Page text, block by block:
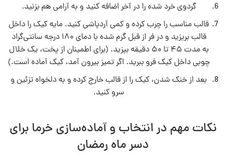
گردوی خرد شده را در آخر اضافه کنید و به آرامی هم بزنید.
قالب مناسب را چرب کرده و کمی آردپاشی کنید. مایه کیک را داخل
قالب بریزید و در فر از قبل گرم شده با دمای ۱۸۰ درجه سانتی‌گراد
به مدت ۴۵ تا ۵۰ دقیقه بپزید. (برای اطمینان از پخت، یک خلال
چوبی داخل کیک فرو ببرید. اگر تمیز بیرون آمد، کیک آماده است.)
بعد از خنک شدن، کیک را از قالب خارج کرده و به دلخواه تزئین و
سرو کنید.
نکات مهم در انتخاب و آماده‌سازی خرما برای
دسر ماه رمضان